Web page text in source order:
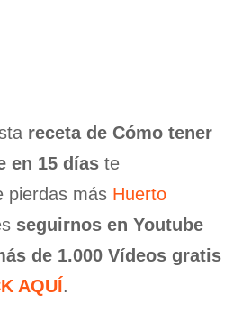
receta de Cómo tener
en 15 días te
pierdas más Huerto
seguirnos en Youtube
de 1.000 Vídeos gratis
AQUÍ.